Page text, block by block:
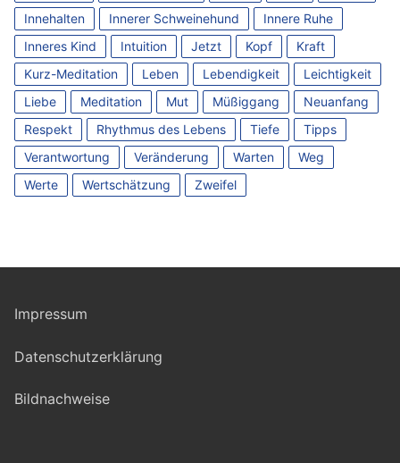
Innehalten
Innerer Schweinehund
Innere Ruhe
Inneres Kind
Intuition Jetzt Kopf
Kraft
Kurz-Meditation
Leben Lebendigkeit
Leichtigkeit
Liebe
Meditation Mut Müßiggang
Neuanfang
Respekt
Rhythmus des Lebens Tiefe
Tipps
Verantwortung
Veränderung Warten
Weg
Werte
Wertschätzung Zweifel
Impressum
Datenschutzerklärung
Bildnachweise